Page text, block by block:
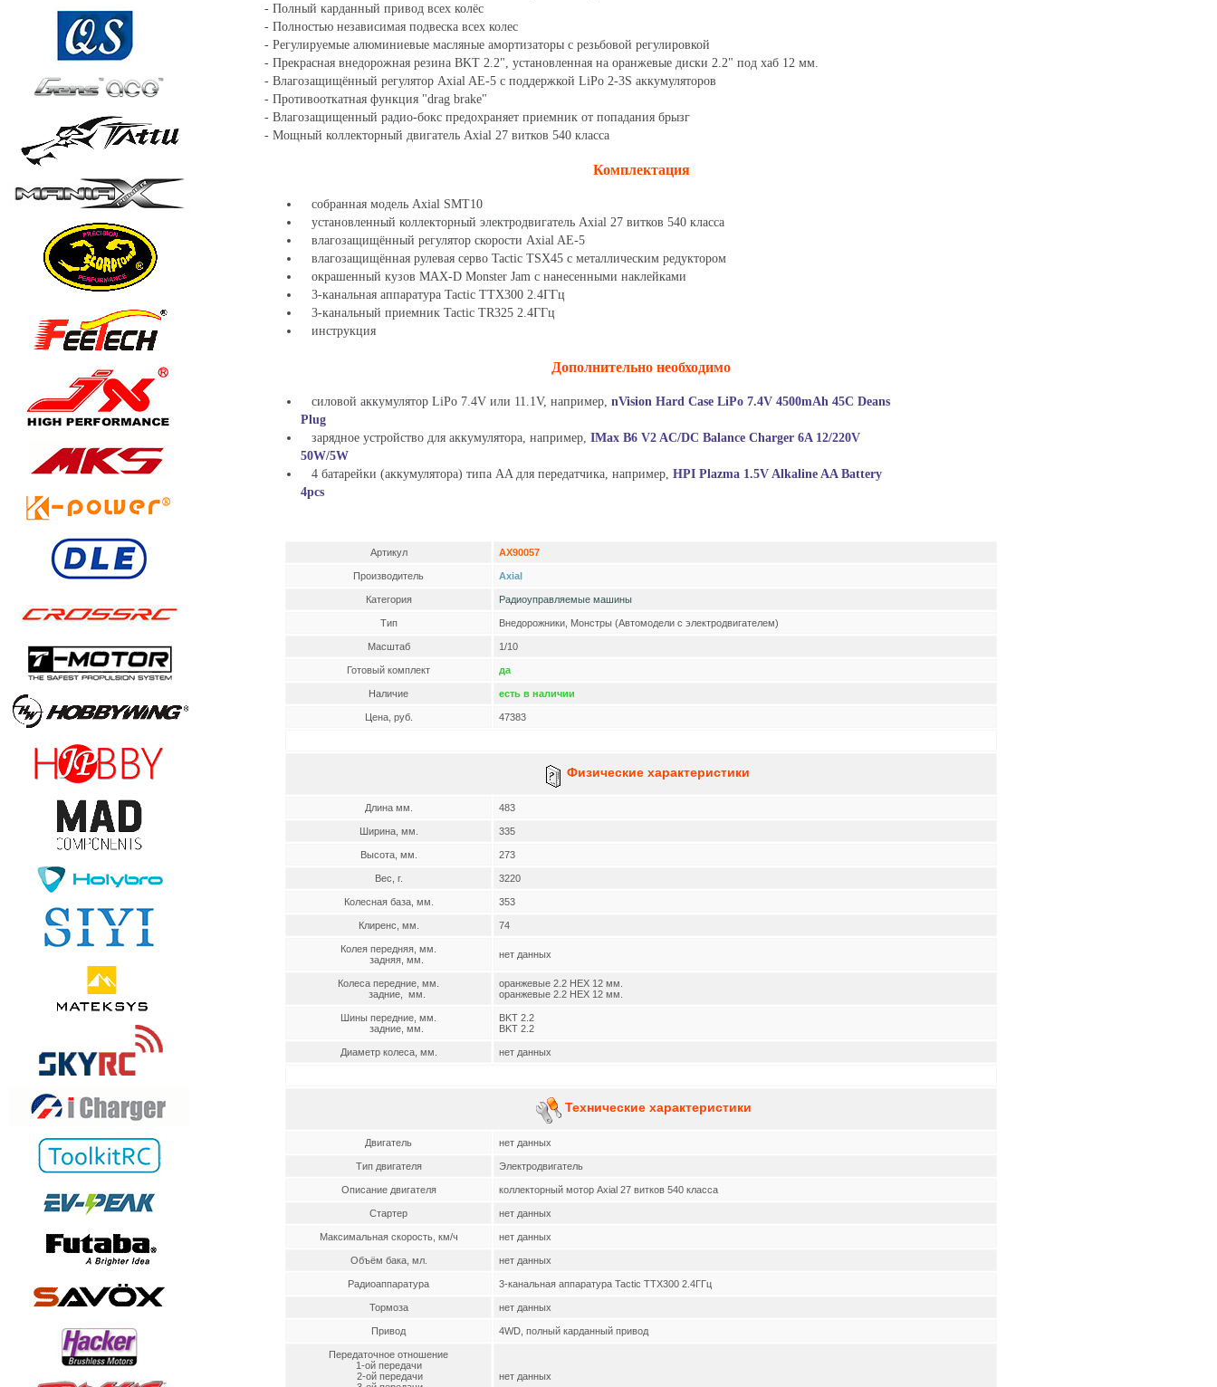
- Полный карданный привод всех колёс
- Полностью независимая подвеска всех колес
- Регулируемые алюминиевые масляные амортизаторы с резьбовой регулировкой
- Прекрасная внедорожная резина BKT 2.2", установленная на оранжевые диски 2.2" под хаб 12 мм.
- Влагозащищённый регулятор Axial AE-5 с поддержкой LiPo 2-3S аккумуляторов
- Противооткатная функция "drag brake"
- Влагозащищенный радио-бокс предохраняет приемник от попадания брызг
- Мощный коллекторный двигатель Axial 27 витков 540 класса
Комплектация
собранная модель Axial SMT10
установленный коллекторный электродвигатель Axial 27 витков 540 класса
влагозащищённый регулятор скорости Axial AE-5
влагозащищённая рулевая серво Tactic TSX45 с металлическим редуктором
окрашенный кузов MAX-D Monster Jam с нанесенными наклейками
3-канальная аппаратура Tactic TTX300 2.4ГГц
3-канальный приемник Tactic TR325 2.4ГГц
инструкция
Дополнительно необходимо
силовой аккумулятор LiPo 7.4V или 11.1V, например, nVision Hard Case LiPo 7.4V 4500mAh 45C Deans
Plug
зарядное устройство для аккумулятора, например, IMax B6 V2 AC/DC Balance Charger 6A 12/220V
50W/5W
4 батарейки (аккумулятора) типа AA для передатчика, например, HPI Plazma 1.5V Alkaline AA Battery
4pcs
Артикул AX90057
Производитель Axial
Категория Радиоуправляемые машины
Тип Внедорожники, Монстры (Автомодели с электродвигателем)
Масштаб 1/10
Готовый комплект да
Наличие есть в наличии
Цена, руб. 47383
Физические характеристики
Длина мм. 483
Ширина, мм. 335
Высота, мм. 273
Вес, г. 3220
Колесная база, мм. 353
Клиренс, мм. 74
Колея передняя, мм.
задняя, мм.
нет данных
Колеса передние, мм.
задние, мм.
оранжевые 2.2 HEX 12 мм.
оранжевые 2.2 HEX 12 мм.
Шины передние, мм.
задние, мм.
BKT 2.2
BKT 2.2
Диаметр колеса, мм. нет данных
Технические характеристики
Двигатель нет данных
Тип двигателя Электродвигатель
Описание двигателя коллекторный мотор Axial 27 витков 540 класса
Стартер нет данных
Максимальная скорость, км/ч нет данных
Объём бака, мл. нет данных
Радиоаппаратура 3-канальная аппаратура Tactic TTX300 2.4ГГц
Тормоза нет данных
Привод 4WD, полный карданный привод
Передаточное отношение
1-ой передачи
2-ой передачи
нет данных